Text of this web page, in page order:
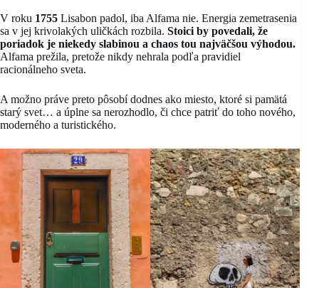
V roku 1755 Lisabon padol, iba Alfama nie. Energia zemetrasenia
sa v jej krivolakých uličkách rozbila. Stoici by povedali, že
poriadok je niekedy slabinou a chaos tou najväčšou výhodou.
Alfama prežila, pretože nikdy nehrala podľa pravidiel
racionálneho sveta.
A možno práve preto pôsobí dodnes ako miesto, ktoré si pamätá
starý svet… a úplne sa nerozhodlo, či chce patriť do toho nového,
moderného a turistického.